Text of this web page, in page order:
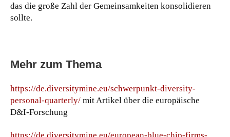
das die große Zahl der Gemeinsamkeiten konsolidieren
sollte.
Mehr zum Thema
https://de.diversitymine.eu/schwerpunkt-diversity-
personal-quarterly/ mit Artikel über die europäische
D&I-Forschung